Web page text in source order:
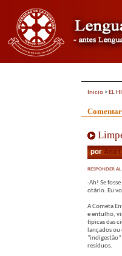
Inicio > EL
porAna
RESPONDER
-Ah! Se
otário. Eu
A Cometa
e entulho,
típicas das
lançados
"indigestão"
resíduos.